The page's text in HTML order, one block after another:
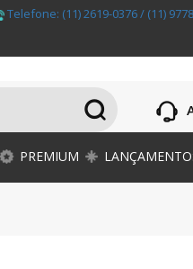
Telefone: (11) 2619-0376 / (11)
PREMIUM